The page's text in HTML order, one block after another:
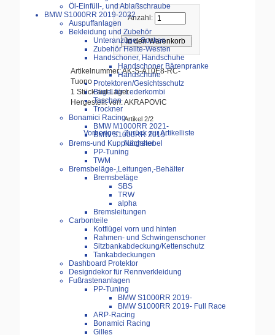
Öl-Einfüll-, und Ablaßschraube
BMW S1000RR 2019-2022
Auspuffanlagen
Bekleidung und Zubehör
Unteranzüge, Socken
Zubehör Helite-Westen
Handschoner, Handschuhe
Handschoner Bärenpranke
Handschuhe
Protektoren/Gesichtsschutz
Bügel für Lederkombi
Taschen
Trockner
Bonamici Racing
BMW M1000RR 2021-
BMW S1000RR 2019-
Brems-und Kupplungshebel
PP-Tuning
TWM
Bremsbeläge-,Leitungen,-Behälter
Bremsbeläge
SBS
TRW
alpha
Bremsleitungen
Carbonteile
Kotflügel vorn und hinten
Rahmen- und Schwingenschoner
Sitzbankabdeckung/Kettenschutz
Tankabdeckungen
Dashboard Protektor
Designdekor für Rennverkleidung
Fußrastenanlagen
PP-Tuning
BMW S1000RR 2019-
BMW S1000RR 2019- Full Race
ARP-Racing
Bonamici Racing
Gilles
Anzahl:
Artikelnummer: AK-S-A10E8-RC-
Tuono
1 Stück auf Lager
Hergestellt von: AKRAPOViC
Artikel 2/2
Vorheriger Zurück zur Artikelliste
Nächster